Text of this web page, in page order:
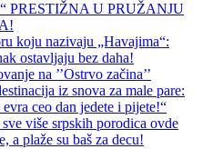
PRESTIŽNA U PRUŽANJU
koju nazivaju „Havajima“:
ostavljaju bez daha!
na ’’Ostrvo začina’’
iz snova za male pare:
ceo dan jedete i pijete!“
više srpskih porodica ovde
a plaže su baš za decu!